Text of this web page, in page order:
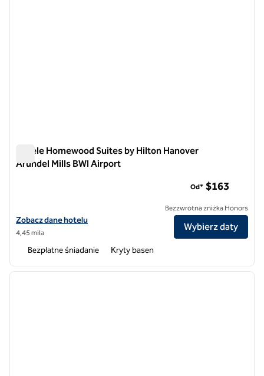
Hotele Homewood Suites by Hilton Hanover
Arundel Mills BWI Airport
Zobacz szczegóły hotelu Homewood Suites by Hilton Hanover
Zobacz dane hotelu
4,45 mila
Od* $163
Bezzwrotna zniżka Honors
Wybierz daty
Bezpłatne śniadanie Kryty basen
1 z 12